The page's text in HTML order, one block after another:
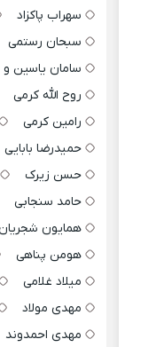
سهراب پاکزاد
سبحان رستمی
سامان یاسین و
روح الله کرمی
رامین کرمی
حمیدرضا بابایی
حسن زیرک
حامد سنجابی
همایون شجریان
هومن پناهی
میلاد غلامی
مهدی مولاد
مهدی احمدوند